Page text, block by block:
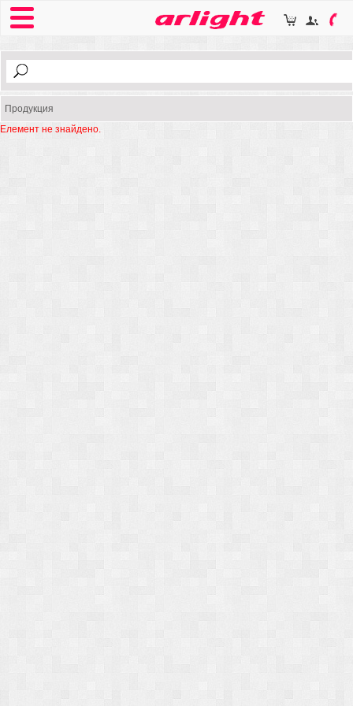
Продукция
Елемент не знайдено.